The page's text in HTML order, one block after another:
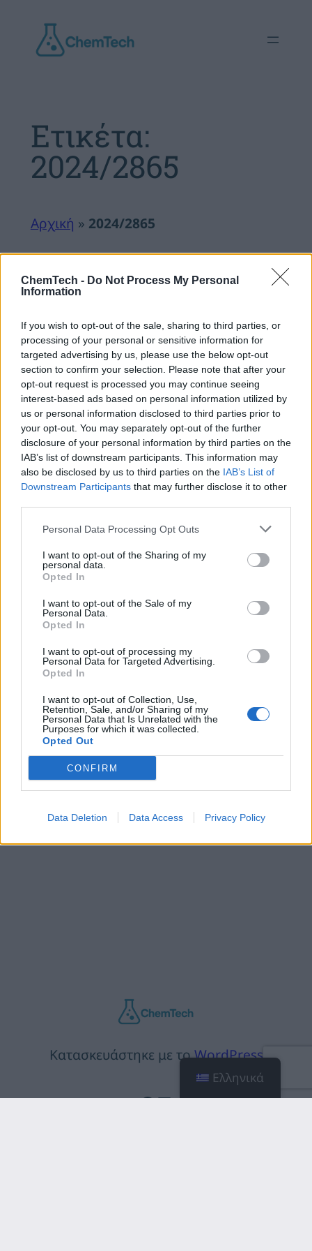
ChemTech - Do Not Process My Personal
Information
If you wish to opt-out of the sale, sharing to third parties, or
processing of your personal or sensitive information for
targeted advertising by us, please use the below opt-out
section to confirm your selection. Please note that after your
opt-out request is processed you may continue seeing
interest-based ads based on personal information utilized by
us or personal information disclosed to third parties prior to
your opt-out. You may separately opt-out of the further
disclosure of your personal information by third parties on the
IAB’s list of downstream participants. This information may
also be disclosed by us to third parties on the IAB’s List of
Downstream Participants that may further disclose it to other
Personal Data Processing Opt Outs
I want to opt-out of the Sharing of my
personal data.
Opted In
I want to opt-out of the Sale of my
Personal Data.
Opted In
I want to opt-out of processing my
Personal Data for Targeted Advertising.
Opted In
I want to opt-out of Collection, Use,
Retention, Sale, and/or Sharing of my
Personal Data that Is Unrelated with the
Purposes for which it was collected.
Opted Out
CONFIRM
Data Deletion Data Access Privacy Policy
περιεχόμενο
Ετικέτα:
2024/2865
Αρχική » 2024/2865
Κανονισμός (ΕΕ) 2024/2865:
Τι Αλλάζει στη Σήμανση
CLP και Πώς να
Προετοιμαστείτε –
Βασίλης Μουρατίδης
σεΚανονισμός CLP, Όλες οι
δημοσιεύσεις–
Το σύστημα ελέγχου για τα χημικά
προϊόντα βιώνει μεγάλες ιστορικές
αλλαγές. Ο Κανονισμός (ΕΕ) 2024/2865, ο
οποίος τροποποιεί τον κανονισμό CLP
(Κατάταξη, Σήμανση και Συσκευασία), έχει
Κατασκευάστηκε με τοWordPress
Facebook
Linkedin
Ελληνικά